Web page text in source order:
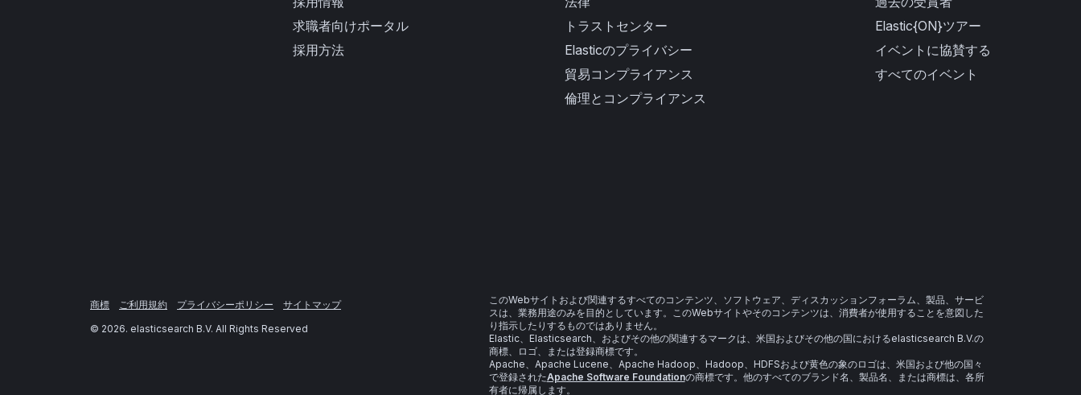
求職者向けポータル
採用方法
トラストセンター
Elasticのプライバシー
貿易コンプライアンス
倫理とコンプライアンス
Elastic{ON}ツアー
イベントに協賛する
すべてのイベント
商標 ご利用規約 プライバシーポリシー
サイトマップ
© 2026. elasticsearch B.V. All Rights Reserved
このWebサイトおよび関連するすべてのコンテンツ、ソフトウェア、ディスカッションフォーラム、製品、サービ
スは、業務用途のみを目的としています。このWebサイトやそのコンテンツは、消費者が使用することを意図した
り指示したりするものではありません。
Elastic、Elasticsearch、およびその他の関連するマークは、米国およびその他の国におけるelasticsearch B.V.の
商標、ロゴ、または登録商標です。
Apache、Apache Lucene、Apache Hadoop、Hadoop、HDFSおよび黄色の象のロゴは、米国および他の国々
で登録されたApache Software Foundationの商標です。他のすべてのブランド名、製品名、または商標は、各所
有者に帰属します。